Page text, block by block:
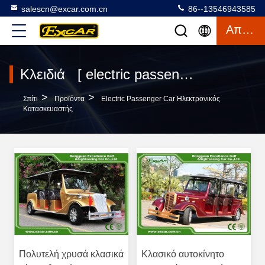
salescn@excar.com.cn 86--13546943585
Απόσπασμα
Κλειδιά [ electric passenger car ] Συμφωνία 458 προϊόντα
Σπίτι > Προϊόντα >
Electric Passenger Car Ηλεκτρονικός
Κατασκευαστής
Πολυτελή χρυσά κλασικά
Κλασικό αυτοκίνητο